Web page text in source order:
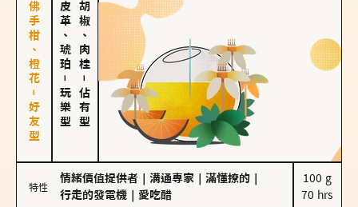
佛手柑、橙花－好友型 皮革、琥珀
－
玩樂型
胡椒、肉桂
－
佔有型
特性
情緒價值提供者 溝通專家 滿懂撩的
行走的發電機
愛吃醋
100 g
70 hrs